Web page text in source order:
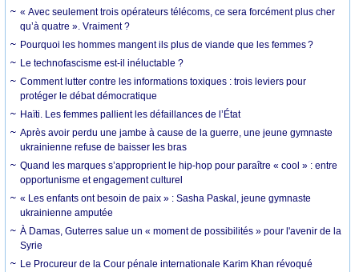
« Avec seulement trois opérateurs télécoms, ce sera forcément plus cher
qu’à quatre ». Vraiment ?
Pourquoi les hommes mangent ils plus de viande que les femmes ?
Le technofascisme est-il inéluctable ?
Comment lutter contre les informations toxiques : trois leviers pour
protéger le débat démocratique
Haïti. Les femmes pallient les défaillances de l’État
Après avoir perdu une jambe à cause de la guerre, une jeune gymnaste
ukrainienne refuse de baisser les bras
Quand les marques s’approprient le hip-hop pour paraître « cool » : entre
opportunisme et engagement culturel
« Les enfants ont besoin de paix » : Sasha Paskal, jeune gymnaste
ukrainienne amputée
À Damas, Guterres salue un « moment de possibilités » pour l'avenir de la
Syrie
Le Procureur de la Cour pénale internationale Karim Khan révoqué